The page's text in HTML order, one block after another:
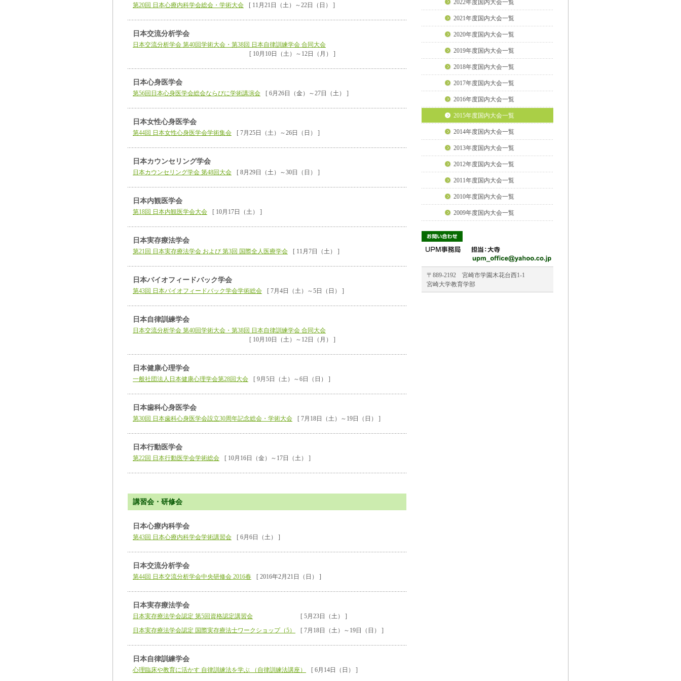
第20回 日本心療内科学会総会・学術大会 [ 11月21日（土）～22日（日） ]
日本交流分析学会
日本交流分析学会 第40回学術大会・第38回 日本自律訓練学会 合同大会
[ 10月10日（土）～12日（月） ]
日本心身医学会
第56回日本心身医学会総会ならびに学術講演会 [ 6月26日（金）～27日（土） ]
日本女性心身医学会
第44回 日本女性心身医学会学術集会 [ 7月25日（土）～26日（日） ]
日本カウンセリング学会
日本カウンセリング学会 第48回大会 [ 8月29日（土）～30日（日） ]
日本内観医学会
第18回 日本内観医学会大会 [ 10月17日（土） ]
日本実存療法学会
第21回 日本実存療法学会 および 第3回 国際全人医療学会 [ 11月7日（土） ]
日本バイオフィードバック学会
第43回 日本バイオフィードバック学会学術総会 [ 7月4日（土）～5日（日） ]
日本自律訓練学会
日本交流分析学会 第40回学術大会・第38回 日本自律訓練学会 合同大会
[ 10月10日（土）～12日（月） ]
日本健康心理学会
一般社団法人日本健康心理学会第28回大会 [ 9月5日（土）～6日（日） ]
日本歯科心身医学会
第30回 日本歯科心身医学会設立30周年記念総会・学術大会 [ 7月18日（土）～19日（日） ]
日本行動医学会
第22回 日本行動医学会学術総会 [ 10月16日（金）～17日（土） ]
講習会・研修会
日本心療内科学会
第43回 日本心療内科学会学術講習会 [ 6月6日（土） ]
日本交流分析学会
第44回 日本交流分析学会中央研修会 2016春 [ 2016年2月21日（日） ]
日本実存療法学会
日本実存療法学会認定 第5回資格認定講習会
[ 5月23日（土） ]
日本実存療法学会認定 国際実存療法士ワークショップ（5）
[ 7月18日（土）～19日（日） ]
日本自律訓練学会
心理臨床や教育に活かす 自律訓練法を学ぶ （自律訓練法講座） [ 6月14日（日） ]
2022年度国内大会一覧
2021年度国内大会一覧
2020年度国内大会一覧
2019年度国内大会一覧
2018年度国内大会一覧
2017年度国内大会一覧
2016年度国内大会一覧
2015年度国内大会一覧
2014年度国内大会一覧
2013年度国内大会一覧
2012年度国内大会一覧
2011年度国内大会一覧
2010年度国内大会一覧
2009年度国内大会一覧
〒889-2192 宮崎市学園木花台西1-1
宮崎大学教育学部